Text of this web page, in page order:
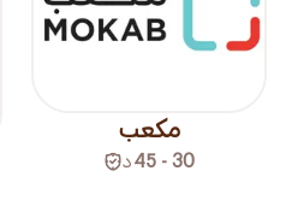
مكعب
30 - 45 د